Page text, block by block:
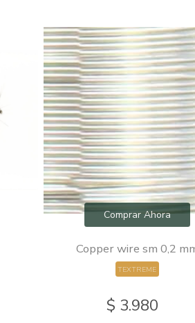
Comprar Ahora
Copper wire sm 0,2
TEXTREME
$ 3.980